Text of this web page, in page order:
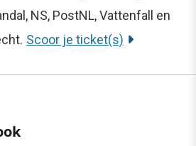
NS, PostNL, Vattenfall en
Scoor je ticket(s)